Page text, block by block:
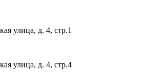
улица, д. 4, стр.1
улица, д. 4, стр.4